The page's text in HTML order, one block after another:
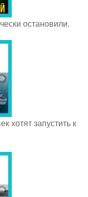
остановили.
хотят запустить к